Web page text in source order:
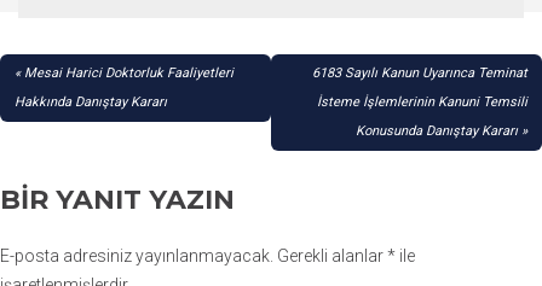
YAZI
GEZINMESI
Mesai Harici Doktorluk Faaliyetleri
Hakkında Danıştay Kararı
6183 Sayılı Kanun Uyarınca Teminat
İsteme İşlemlerinin Kanuni Temsili
Konusunda Danıştay Kararı
BIR YANIT YAZIN
E-posta adresiniz yayınlanmayacak. Gerekli alanlar* ile